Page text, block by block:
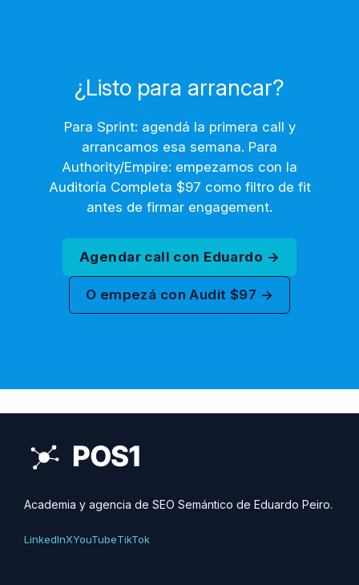
¿Listo para arrancar?
Para Sprint: agendá la primera call y
arrancamos esa semana. Para
Authority/Empire: empezamos con la
Auditoría Completa $97 como filtro de fit
antes de firmar engagement.
Agendar call con Eduardo →
O empezá con Audit $97 →
Academia y agencia de SEO Semántico de Eduardo Peiro.
LinkedInXYouTubeTikTok